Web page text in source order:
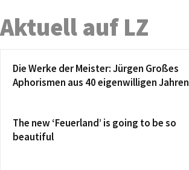
Aktuell auf LZ
Die Werke der Meister: Jürgen Großes
Aphorismen aus 40 eigenwilligen Jahren
The new ‘Feuerland’ is going to be so
beautiful